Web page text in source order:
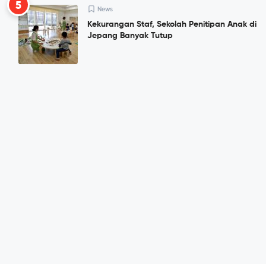
5 News
Kekurangan Staf, Sekolah Penitipan Anak di
Jepang Banyak Tutup